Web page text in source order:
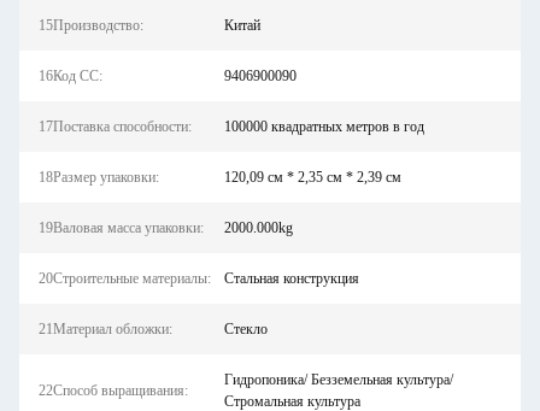
15Производство: Китай
16Код СС: 9406900090
17Поставка способности: 100000 квадратных метров в год
18Размер упаковки: 120,09 см * 2,35 см * 2,39 см
19Валовая масса упаковки: 2000.000kg
20Строительные материалы: Стальная конструкция
21Материал обложки: Стекло
22Способ выращивания:
Гидропоника/ Безземельная культура/
Стромальная культура